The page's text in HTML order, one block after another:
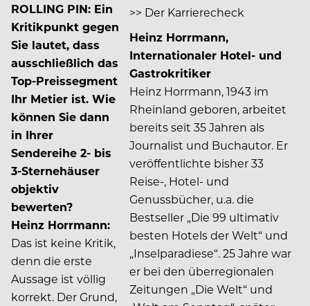
>> Der Karrierecheck
Heinz Horrmann,
Internationaler Hotel- und
Gastrokritiker
Heinz Horrmann, 1943 im
Rheinland geboren, arbeitet
bereits seit 35 Jahren als
Journalist und Buchautor. Er
veröffentlichte bisher 33
Reise-, Hotel- und
Genussbücher, u.a. die
Bestseller „Die 99 ultimativ
besten Hotels der Welt“ und
„Inselparadiese“. 25 Jahre war
er bei den überregionalen
Zeitungen „Die Welt“ und
ROLLING PIN: Ein
Kritikpunkt gegen
Sie lautet, dass
ausschließlich das
Top-Preissegment
Ihr Metier ist. Wie
können Sie dann
in Ihrer
Sendereihe 2- bis
3-Sternehäuser
objektiv
bewerten?
Heinz Horrmann:
Das ist keine Kritik,
denn die erste
Aussage ist völlig
korrekt. Der Grund,